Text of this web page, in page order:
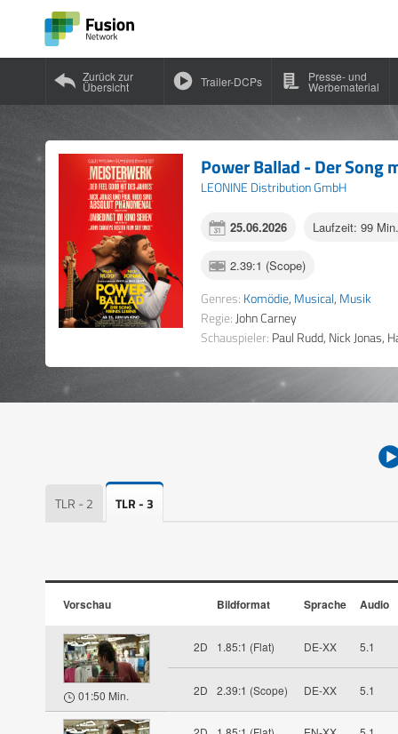
Zurück zur
Übersicht Trailer-DCPs Presse- und
Werbematerial
Power Ballad - Der Song
LEONINE Distribution GmbH
25.06.2026 Laufzeit: 99
2.39:1 (Scope)
Genres: Komödie, Musical, Musik
Regie: John Carney
Schauspieler: Paul Rudd, Nick Jonas,
TLR - 2 TLR - 3
Vorschau Bildformat Sprache Audio
01:50 Min.
2D 1.85:1 (Flat) DE-XX 5.1
2D 2.39:1 (Scope) DE-XX 5.1